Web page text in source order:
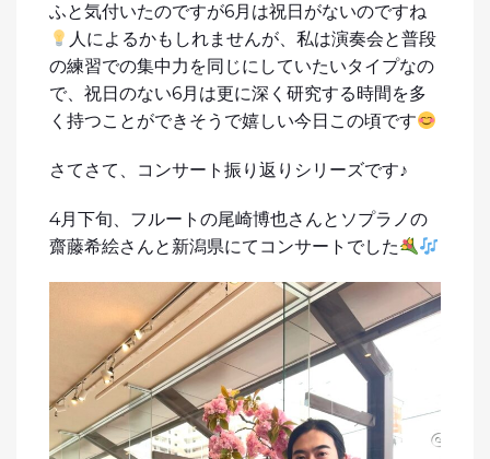
ふと気付いたのですが6月は祝日がないのですね
人によるかもしれませんが、私は演奏会と普段
の練習での集中力を同じにしていたいタイプなの
で、祝日のない6月は更に深く研究する時間を多
く持つことができそうで嬉しい今日この頃です
さてさて、コンサート振り返りシリーズです♪
4月下旬、フルートの尾崎博也さんとソプラノの
齋藤希絵さんと新潟県にてコンサートでした